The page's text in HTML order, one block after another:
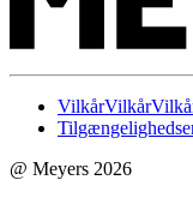
VilkårVilkår
@ Meyers 2026